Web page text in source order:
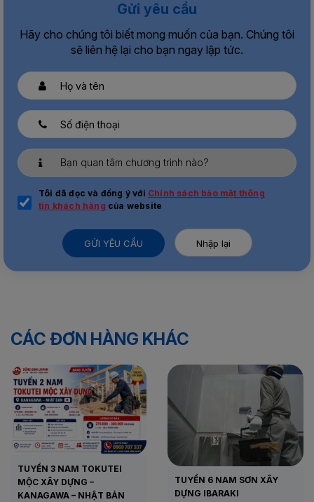
Gửi yêu cầu
Hãy cho chúng tôi biết mong muốn của bạn. Chúng tôi
sẽ liên hệ lại cho bạn ngay lập tức.
Tôi đã đọc và đồng ý với Chính sách bảo mật thông
tin khách hàng của website
GỬI YÊU CẦU Nhập lại
CÁC ĐƠN HÀNG KHÁC
TUYỂN 3 NAM TOKUTEI
MỘC XÂY DỰNG –
KANAGAWA – NHẬT BẢN
TUYỂN 6 NAM SƠN XÂY
DỰNG IBARAKI